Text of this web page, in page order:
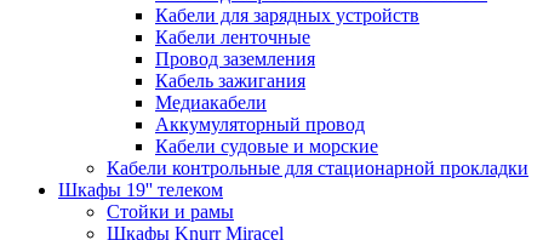
Кабели для зарядных устройств
Кабели ленточные
Провод заземления
Кабель зажигания
Медиакабели
Аккумуляторный провод
Кабели судовые и морские
Кабели контрольные для стационарной прокладки
Шкафы 19'' телеком
Стойки и рамы
Шкафы Knurr Miracel